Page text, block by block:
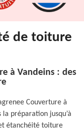
de toiture
à Vandeins : des
Couverture à
préparation jusqu’à
étanchéité toiture